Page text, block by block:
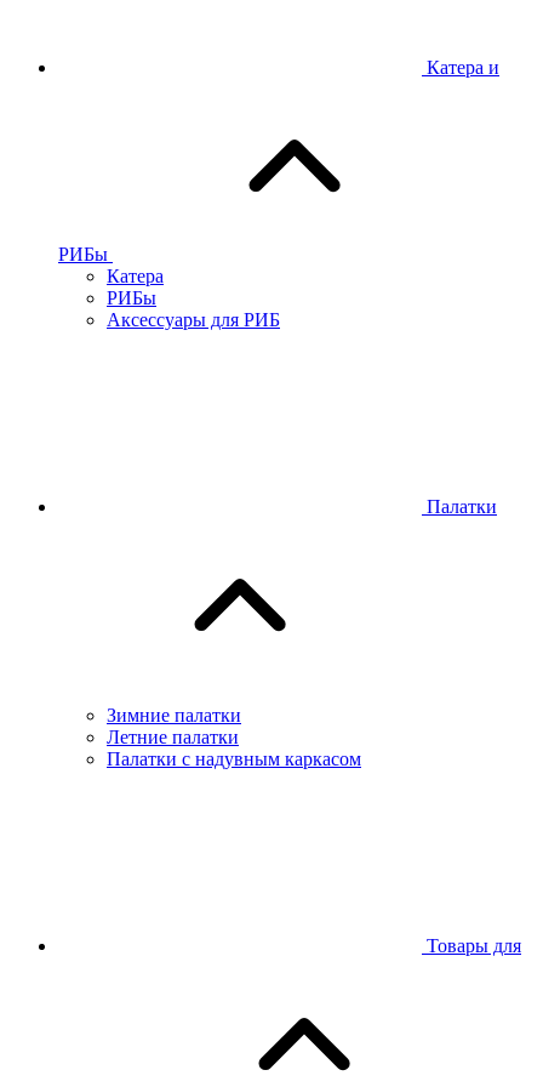
Катера и
РИБы
Катера
РИБы
Аксессуары для РИБ
Палатки
Зимние палатки
Летние палатки
Палатки с надувным каркасом
Товары для